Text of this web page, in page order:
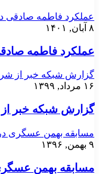
عملکرد فاطمه صادقی
۸ آبان, ۱۴۰۱
عملکرد فاطمه
گزارش شبکه خبر از
۱۶ مرداد, ۱۳۹۹
گزارش شبکه خبر از
مسابقه بهمن عسگری در
۹ بهمن, ۱۳۹۶